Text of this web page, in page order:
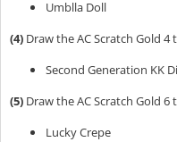
Umblla Doll
(4) Draw the AC Scratch Gold 4
Second Generation KK
(5) Draw the AC Scratch Gold 6
Lucky Crepe